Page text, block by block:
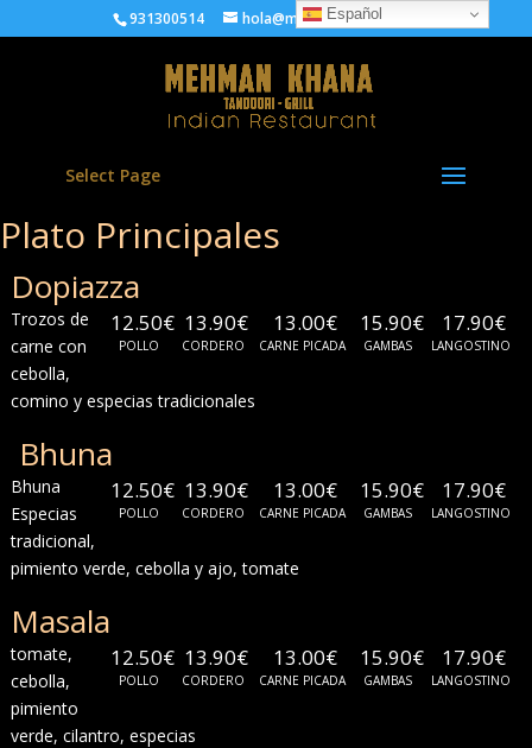
931300514 hola@mehmankhana.com
Select Page
Plato Principales
Dopiazza
12.50€
POLLO
13.90€
CORDERO
13.00€
CARNE PICADA
15.90€
GAMBAS
17.90€
LANGOSTINO
Trozos de
carne con
cebolla,
comino y especias tradicionales
Bhuna
12.50€
POLLO
13.90€
CORDERO
13.00€
CARNE PICADA
15.90€
GAMBAS
17.90€
LANGOSTINO
Bhuna
Especias
tradicional,
pimiento verde, cebolla y ajo, tomate
Masala
12.50€
POLLO
13.90€
CORDERO
13.00€
CARNE PICADA
15.90€
GAMBAS
17.90€
LANGOSTINO
tomate,
cebolla,
pimiento
verde, cilantro, especias
Español